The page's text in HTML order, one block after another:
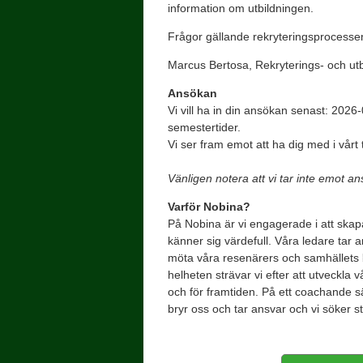
information om utbildningen.
Frågor gällande
Marcus Bertosa, Rekryterings- och
Ansökan
Vi vill ha in din ansökan senast:
semestertider.
Vi ser fram emot att ha dig med i
Vänligen notera att vi tar inte emot
Varför Nobina?
På Nobina är vi engagerade i att
känner sig värdefull. Våra ledare tar
möta våra resenärers och
helheten strävar vi efter att utveckla
och för framtiden. På ett coachande
bryr oss och tar ansvar och vi söker